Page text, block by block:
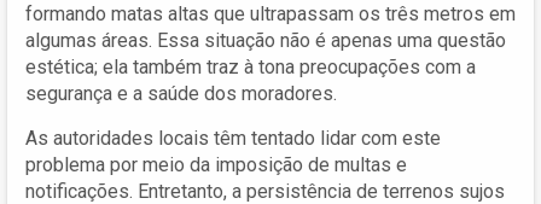
formando matas altas que ultrapassam os três metros em
algumas áreas. Essa situação não é apenas uma questão
estética; ela também traz à tona preocupações com a
segurança e a saúde dos moradores.
As autoridades locais têm tentado lidar com este
problema por meio da imposição de multas e
notificações. Entretanto, a persistência de terrenos sujos